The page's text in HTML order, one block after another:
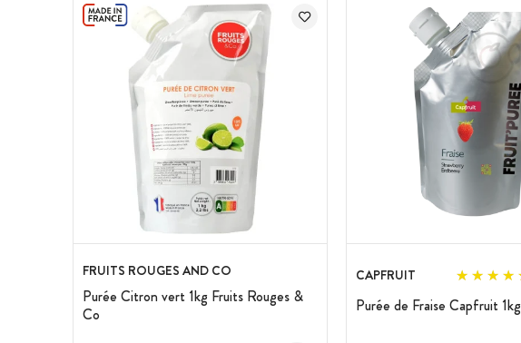
FRUITS ROUGES AND CO
Purée Citron vert 1kg Fruits Rouges &
Co
CAPFRUIT
Purée de Fraise Capfruit 1kg